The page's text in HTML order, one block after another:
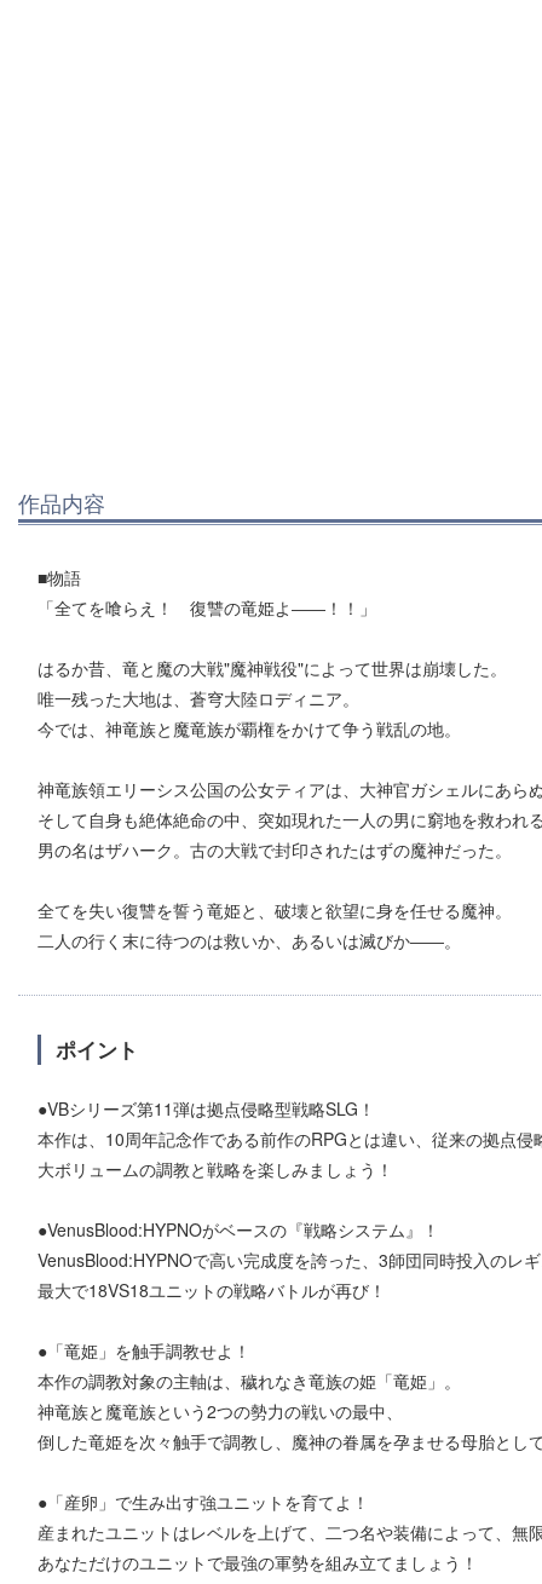
作品内容
■物語
「全てを喰らえ！ 復讐の竜姫よ――！！」
はるか昔、竜と魔の大戦"魔神戦役"によって世界は崩壊した。
唯一残った大地は、蒼穹大陸ロディニア。
今では、神竜族と魔竜族が覇権をかけて争う戦乱の地。
神竜族領エリーシス公国の公女ティアは、大神官ガシェルにあら
そして自身も絶体絶命の中、突如現れた一人の男に窮地を救われ
男の名はザハーク。古の大戦で封印されたはずの魔神だった。
全てを失い復讐を誓う竜姫と、破壊と欲望に身を任せる魔神。
二人の行く末に待つのは救いか、あるいは滅びか――。
ポイント
●VBシリーズ第11弾は拠点侵略型戦略SLG！
本作は、10周年記念作である前作のRPGとは違い、従来の拠点
大ボリュームの調教と戦略を楽しみましょう！
●VenusBlood:HYPNOがベースの『戦略システム』！
VenusBlood:HYPNOで高い完成度を誇った、3師団同時投入のレ
最大で18VS18ユニットの戦略バトルが再び！
●「竜姫」を触手調教せよ！
本作の調教対象の主軸は、穢れなき竜族の姫「竜姫」。
神竜族と魔竜族という2つの勢力の戦いの最中、
倒した竜姫を次々触手で調教し、魔神の眷属を孕ませる母胎とし
●「産卵」で生み出す強ユニットを育てよ！
産まれたユニットはレベルを上げて、二つ名や装備によって、無
あなただけのユニットで最強の軍勢を組み立てましょう！